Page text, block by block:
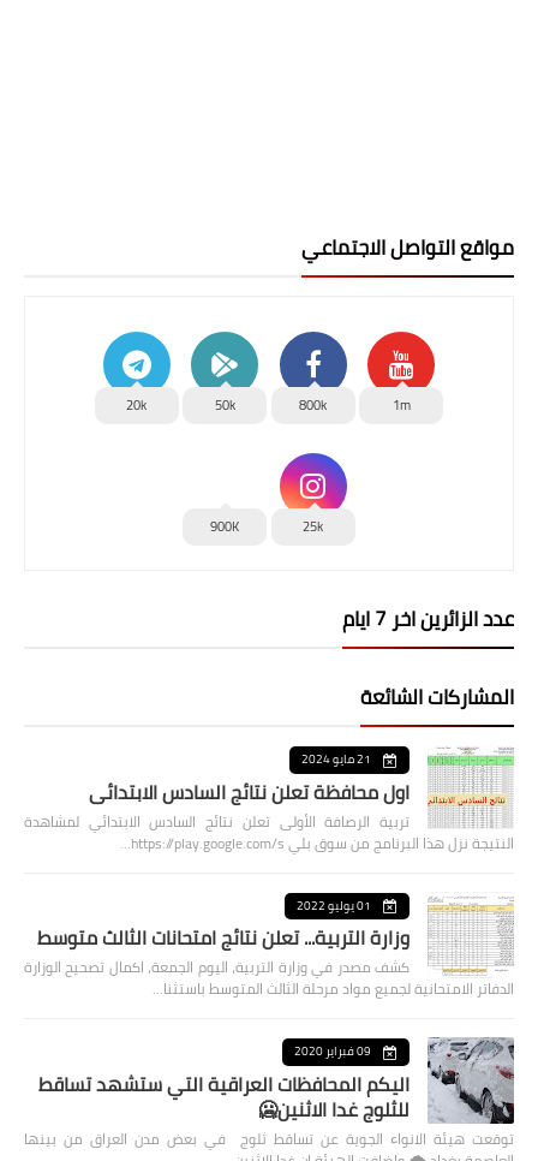
مواقع التواصل الاجتماعي
1m
800k
50k
20k
25k
900K
عدد الزائرين اخر 7 ايام
المشاركات الشائعة
21 مايو 2024
اول محافظة تعلن نتائج السادس الابتدائي
تربية الرصافة الأولى تعلن نتائج السادس الابتدائي لمشاهدة
النتيجة نزل هذا البرنامج من سوق بلي https://play.google.com/s…
01 يوليو 2022
وزارة التربية... تعلن نتائج امتحانات الثالث متوسط
كشف مصدر في وزارة التربية، اليوم الجمعة، اكمال تصحيح الوزارة
الدفاتر الامتحانية لجميع مواد مرحلة الثالث المتوسط باستثنا…
09 فبراير 2020
اليكم المحافظات العراقية التي ستشهد تساقط
للثلوج غدا الاثنين🥶
توقعت هيئة الانواء الجوية عن تساقط ثلوج في بعض مدن العراق من بينها